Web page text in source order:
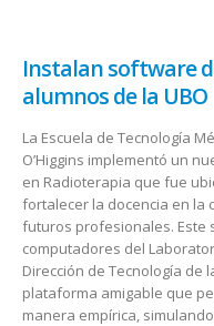
Instalan software
alumnos de la UBO
La Escuela de Tecnología
O’Higgins implementó un
en Radioterapia que fue
fortalecer la docencia en la
futuros profesionales. Este
computadores del
Dirección de Tecnología de
plataforma amigable que
manera empírica,